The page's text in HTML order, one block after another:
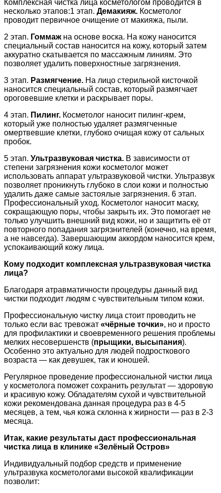
Комплексная чистка лица косметологом проводится в
несколько этапов:1 этап. Демакияж. Косметолог
проводит первичное очищение от макияжа, пыли.
2 этап. Гоммажна основе воска. На кожу наносится
специальный состав наносится на кожу, который затем
аккуратно скатывается по массажным линиям. Это
позволяет удалить поверхностные загрязнения.
3 этап. Размягчение. На лицо стерильной кисточкой
наносится специальный состав, который размягчает
ороговевшие клетки и раскрывает поры.
4 этап. Пилинг. Косметолог наносит пилинг-крем,
который уже полностью удаляет размягченные
омертвевшие клетки, глубоко очищая кожу от сальных
пробок.
5 этап. Ультразвуковая чистка. В зависимости от
степени загрязнения кожи косметолог может
использовать аппарат ультразвуковой чистки. Ультразвук
позволяет проникнуть глубоко в слои кожи и полностью
удалить даже самые застоялые загрязнения. 6 этап.
Профессиональный уход. Косметолог наносит маску,
сокращающую поры, чтобы закрыть их. Это помогает не
только улучшить внешний вид кожи, но и защитить её от
повторного попадания загрязнителей (конечно, на время,
а не навсегда). Завершающим аккордом наносится крем,
успокаивающий кожу лица.
Кому подходит комплексная ультразвуковая чистка
лица?
Благодаря атравматичности процедуры данный вид
чистки подходит людям с чувствительным типом кожи.
Профессиональную чистку лица стоит проводить не
только если вас тревожат «чёрные точки», но и просто
для профилактики и своевременного решения проблемы
мелких несовершенств (прыщики, высыпания).
Особенно это актуально для людей подросткового
возраста — как девушек, так и юношей.
Регулярное проведение профессиональной чистки лица
у косметолога поможет сохранить результат — здоровую
и красивую кожу. Обладателям сухой и чувствительной
кожи рекомендована данная процедура раз в 4-5
месяцев, а тем, чья кожа склонна к жирности — раз в 2-3
месяца.
Итак, какие результаты даст профессиональная
чистка лица в клинике «Зелёный Остров»
Индивидуальный подбор средств и применение
ультразвука косметологами высокой квалификации
позволит: